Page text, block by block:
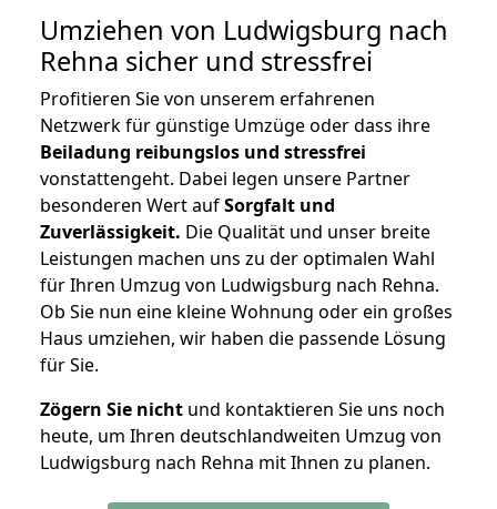
Umziehen von Ludwigsburg nach
Rehna sicher und stressfrei
Profitieren Sie von unserem erfahrenen
Netzwerk für günstige Umzüge oder dass ihre
Beiladung reibungslos und stressfrei
vonstattengeht. Dabei legen unsere Partner
besonderen Wert aufSorgfalt und
Zuverlässigkeit. Die Qualität und unser breite
Leistungen machen uns zu der optimalen Wahl
für Ihren Umzug von Ludwigsburg nach Rehna.
Ob Sie nun eine kleine Wohnung oder ein großes
Haus umziehen, wir haben die passende Lösung
für Sie.
Zögern Sie nicht und kontaktieren Sie uns noch
heute, um Ihren deutschlandweiten Umzug von
Ludwigsburg nach Rehna mit Ihnen zu planen.